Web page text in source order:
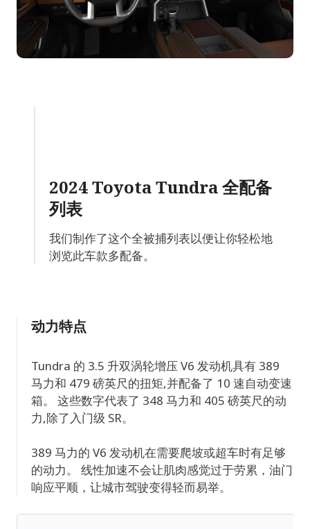
2024 Toyota Tundra全配备
列表
我们制作了这个全被捕列表以便让你轻松地
浏览此车款多配备。
动力特点
Tundra 的 3.5 升双涡轮增压 V6 发动机具有 389
马力和 479 磅英尺的扭矩,并配备了 10 速自动变速
箱。 这些数字代表了 348 马力和 405 磅英尺的动
力,除了入门级 SR。
389 马力的 V6 发动机在需要爬坡或超车时有足够
的动力。 线性加速不会让肌肉感觉过于劳累，油门
响应平顺，让城市驾驶变得轻而易举。